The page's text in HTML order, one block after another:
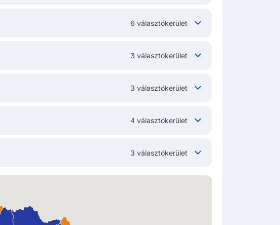
6 választókerület
3 választókerület
3 választókerület
4 választókerület
3 választókerület